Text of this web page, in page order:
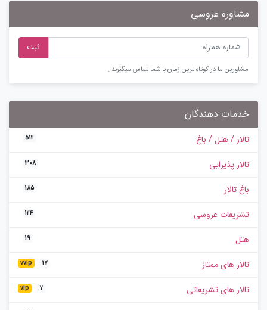
مشاوره عروسی
ثبت
مشاورین ما در کوتاه ترین زمان با شما تماس میگیرند .
خدمات دهندگان
تالار / هتل / باغ 512
تالار پذیرایی 308
باغ تالار 185
تشریفات عروسی 124
هتل 19
تالار های ممتاز vvip 17
تالار های تشریفاتی vip 7